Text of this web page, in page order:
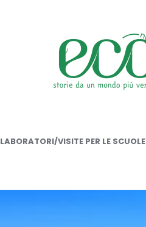
LABORATORI/VISITE PER LE SCUOLE